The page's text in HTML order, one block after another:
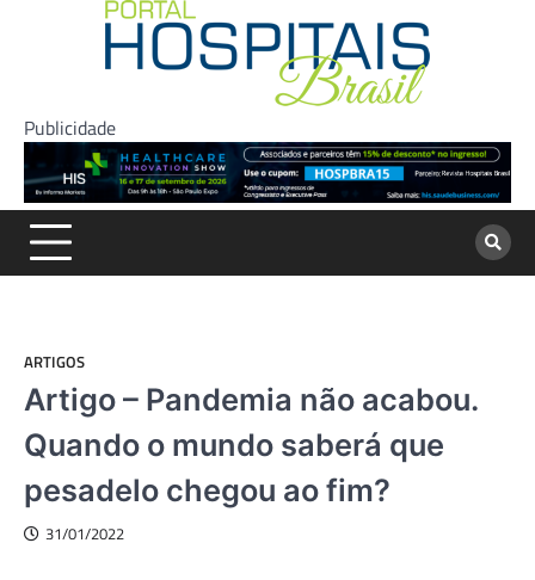
Publicidade
ARTIGOS
Artigo – Pandemia não acabou.
Quando o mundo saberá que
pesadelo chegou ao fim?
31/01/2022